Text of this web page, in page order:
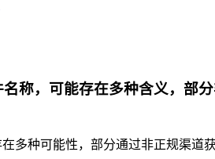
称，可能存在多种含义，部
多种可能性，部分通过非正规渠道